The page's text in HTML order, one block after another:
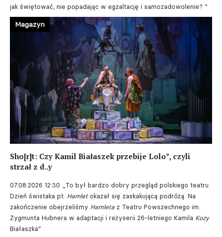
jak świętować, nie popadając w egzaltację i samozadowolenie? ”
Sho[r]t: Czy Kamil Białaszek przebije Lolo*, czyli
strzał z d..y
07.08.2026 12:30
„To był bardzo dobry przegląd polskiego teatru.
Dzień świstaka pt. Hamletokazał się zaskakującą podróżą. Na
zakończenie obejrzeliśmy Hamleta z Teatru Powszechnego im.
Zygmunta Hubnera w adaptacji i reżyserii 26-letniego Kamila Kozy
Białaszka”
Magazyn